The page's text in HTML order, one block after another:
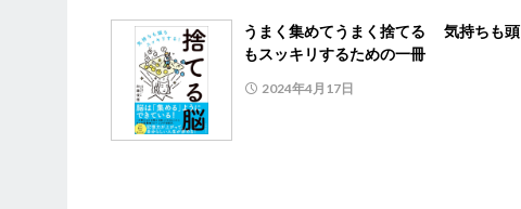
うまく集めてうまく捨てる 気持ちも頭
もスッキリするための一冊
2024年4月17日